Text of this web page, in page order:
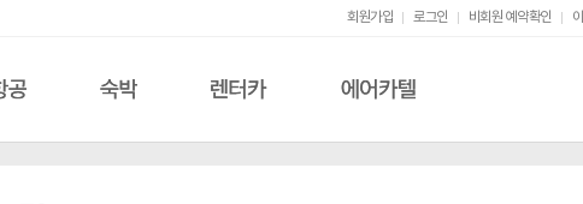
회원가입 로그인 비회원 예약확인
공 숙박 렌터카 에어카텔